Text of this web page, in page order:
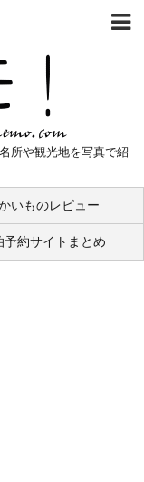
所や観光地を写真で紹
いものレビュー
予約サイトまとめ